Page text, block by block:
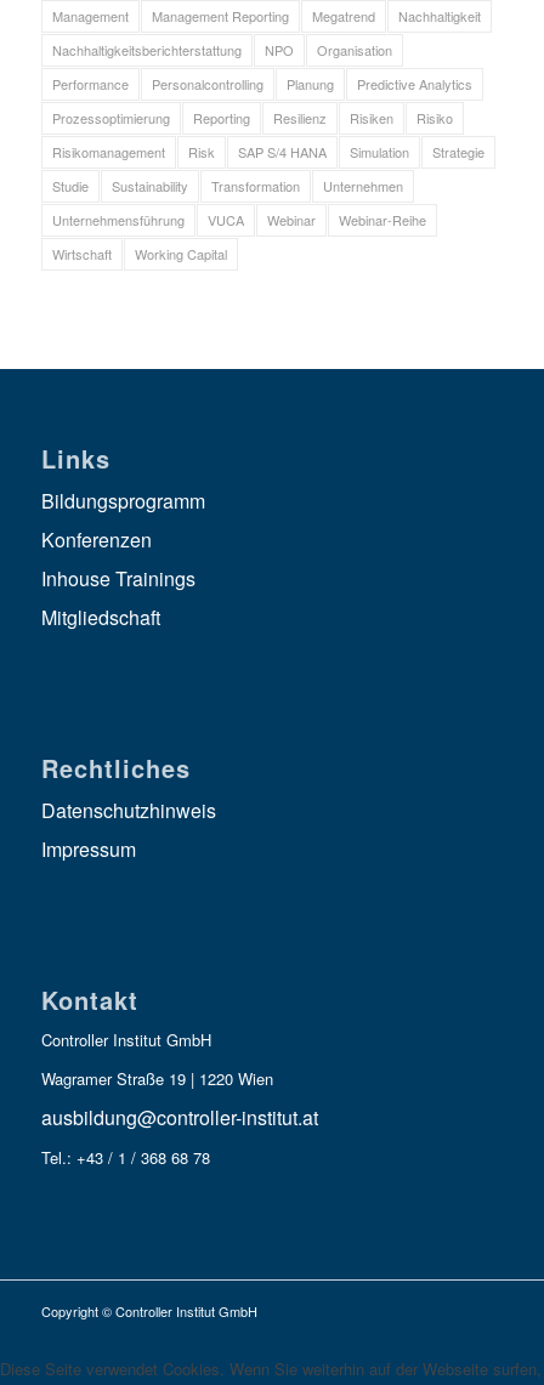
Management Management Reporting Megatrend
Nachhaltigkeit
Nachhaltigkeitsberichterstattung
NPO
Organisation
Performance
Personalcontrolling Planung
Predictive Analytics
Prozessoptimierung
Reporting Resilienz Risiken
Risiko
Risikomanagement
Risk SAP S/4 HANA Simulation
Strategie
Studie
Sustainability Transformation
Unternehmen
Unternehmensführung
VUCA Webinar
Webinar-Reihe
Wirtschaft
Working Capital
Links
Bildungsprogramm
Konferenzen
Inhouse Trainings
Mitgliedschaft
Rechtliches
Datenschutzhinweis
Impressum
Kontakt
Controller Institut GmbH
Wagramer Straße 19 | 1220 Wien
ausbildung@controller-institut.at
Tel.: +43 / 1 / 368 68 78
Copyright © Controller Institut GmbH
Diese Seite verwendet Cookies. Wenn Sie weiterhin auf der Webseite surfen,